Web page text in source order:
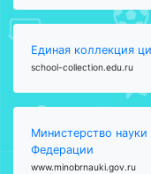
Единая коллекция
school-collection.edu.ru
Министерство
Федерации
www.minobrnauki.gov.ru